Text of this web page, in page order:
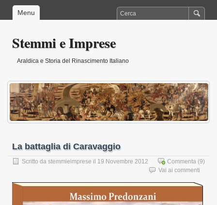
Menu
Stemmi e Imprese
Araldica e Storia del Rinascimento Italiano
La battaglia di Caravaggio
Scritto da stemmieimprese il 19 Novembre 2012 Commenta (9)
Vai ai commenti